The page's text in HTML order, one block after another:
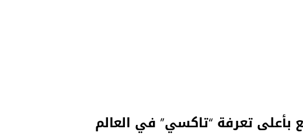
بأعلى تعرفة “تاكسي” في العالم